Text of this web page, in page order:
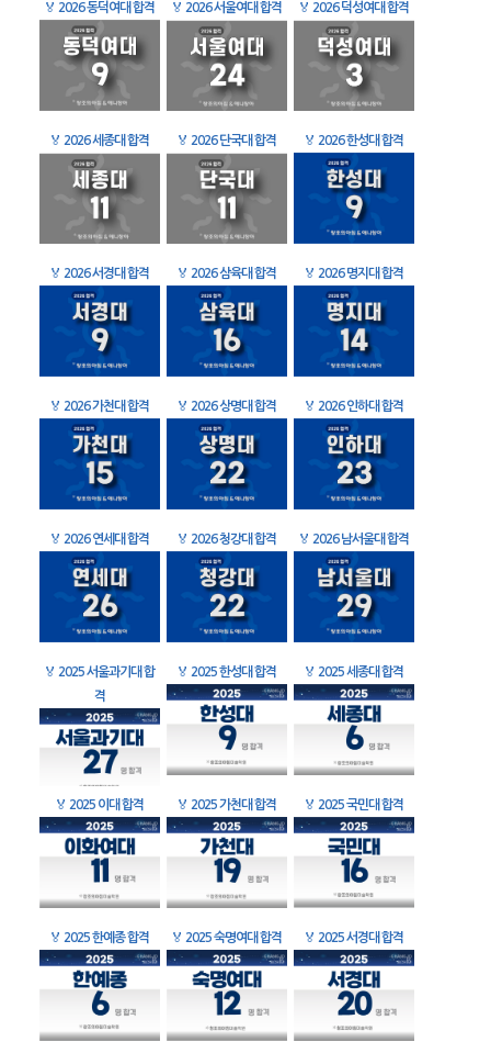
🏅 2026 동덕여대 합격 🏅 2026 서울여대 합격 🏅 2026 덕성여대 합격
🏅 2026 세종대 합격 🏅 2026 단국대 합격 🏅 2026 한성대 합격
🏅 2026 서경대 합격 🏅 2026 삼육대 합격 🏅 2026 명지대 합격
🏅 2026 가천대 합격 🏅 2026 상명대 합격 🏅 2026 인하대 합격
🏅 2026 연세대 합격 🏅 2026 청강대 합격 🏅 2026 남서울대 합격
🏅 2025 서울과기대 합
격
🏅 2025 한성대 합격 🏅 2025 세종대 합격
🏅 2025 이대 합격 🏅 2025 가천대 합격 🏅 2025 국민대 합격
🏅 2025 한예종 합격 🏅 2025 숙명여대 합격 🏅 2025 서경대 합격